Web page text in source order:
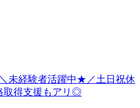
未経験者活躍中★／土日祝休
取得支援もアリ◎